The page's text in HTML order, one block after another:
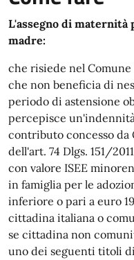
L'assegno di maternità
madre:
che risiede nel Comune
che non beneficia di
periodo di astensione
percepisce
contributo concesso da
dell'art. 74 Dlgs. 151/
con valore ISEE
in famiglia per le
inferiore o pari a euro
cittadina italiana o
se cittadina non
uno dei seguenti titoli